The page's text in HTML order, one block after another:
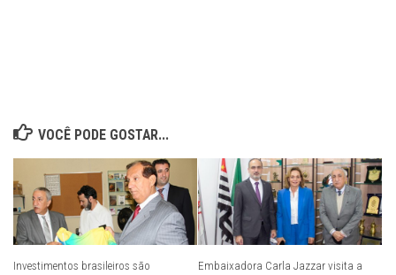
VOCÊ PODE GOSTAR...
Investimentos brasileiros são
Embaixadora Carla Jazzar visita a